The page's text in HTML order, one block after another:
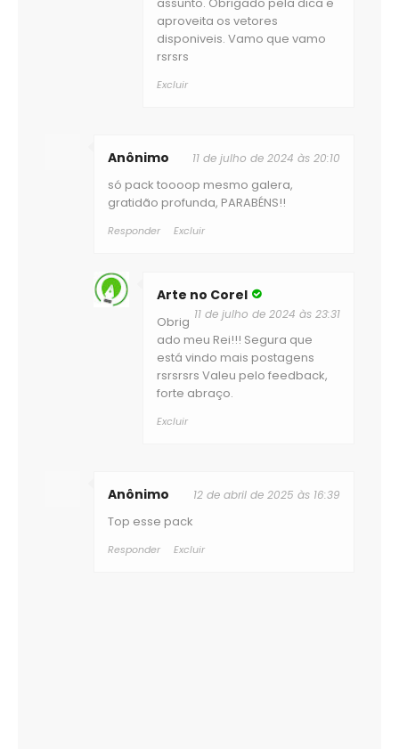
aproveita os vetores
disponiveis. Vamo que vamo
rsrsrs
Excluir
Anônimo 11 de julho de 2024 às 20:10
só pack toooop mesmo galera,
gratidão profunda, PARABÉNS!!
Responder Excluir
Arte no Corel
11 de julho de 2024 às 23:31
Obrig
ado meu Rei!!! Segura que
está vindo mais postagens
rsrsrsrs Valeu pelo feedback,
forte abraço.
Excluir
Anônimo 12 de abril de 2025 às 16:39
Top esse pack
Responder Excluir